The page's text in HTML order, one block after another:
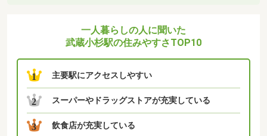
一人暮らしの人に聞いた
武蔵小杉駅の住みやすさTOP10
1 主要駅にアクセスしやすい
2 スーパーやドラッグストアが充実している
3 飲食店が充実している